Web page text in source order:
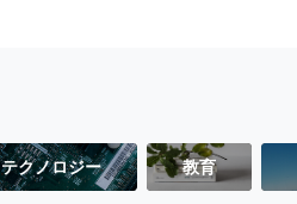
テクノロジー 教育